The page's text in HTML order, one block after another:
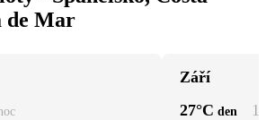
de Mar
Září
27°C den